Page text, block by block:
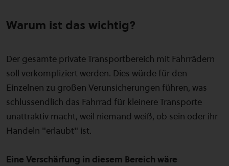
Warum ist das wichtig?
Der gesamte private Transportbereich mit Fahrrädern
soll verkompliziert werden. Dies würde für den
Einzelnen zu großen Verunsicherungen führen, was
schlussendlich das Fahrrad für kleinere Transporte
unattraktiv macht, weil niemand weiß, ob sein oder ihr
Handeln "erlaubt" ist.
Eine Verschärfung in diesem Bereich wäre